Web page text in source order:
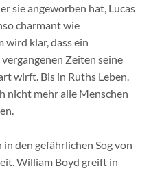
sie angeworben hat, Lucas
charmant wie
wird klar, dass ein
Zeiten seine
wirft. Bis in Ruths Leben.
nicht mehr alle Menschen
den gefährlichen Sog von
William Boyd greift in